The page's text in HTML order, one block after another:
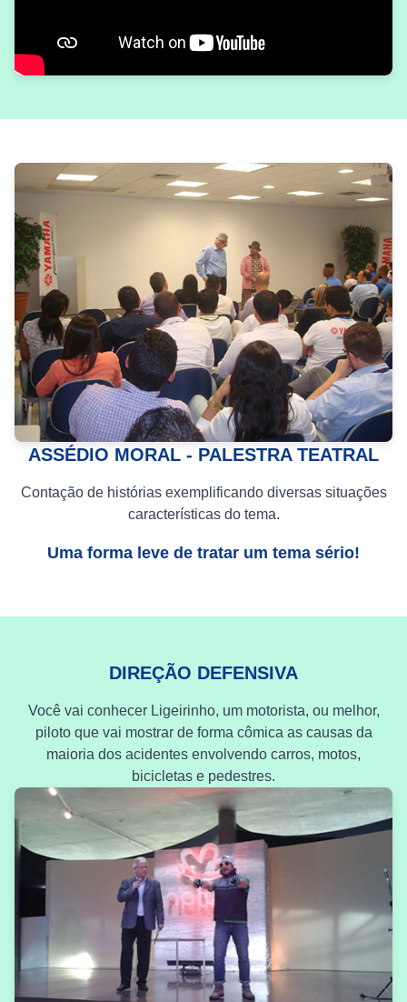
ASSÉDIO MORAL - PALESTRA TEATRAL
Contação de histórias exemplificando diversas situações
características do tema.
Uma forma leve de tratar um tema sério!
DIREÇÃO DEFENSIVA
Você vai conhecer Ligeirinho, um motorista, ou melhor,
piloto que vai mostrar de forma cômica as causas da
maioria dos acidentes envolvendo carros, motos,
bicicletas e pedestres.